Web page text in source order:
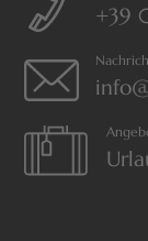
+39